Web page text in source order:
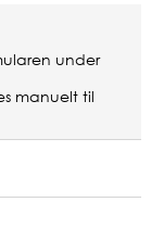
under
manuelt til